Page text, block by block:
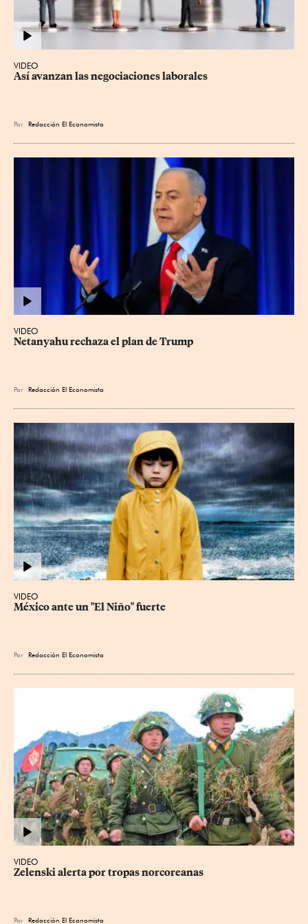
VIDEO
Así avanzan las negociaciones laborales
Por Redacción El Economista
VIDEO
Netanyahu rechaza el plan de Trump
Por Redacción El Economista
VIDEO
México ante un "El Niño" fuerte
Por Redacción El Economista
VIDEO
Zelenski alerta por tropas norcoreanas
Por Redacción El Economista